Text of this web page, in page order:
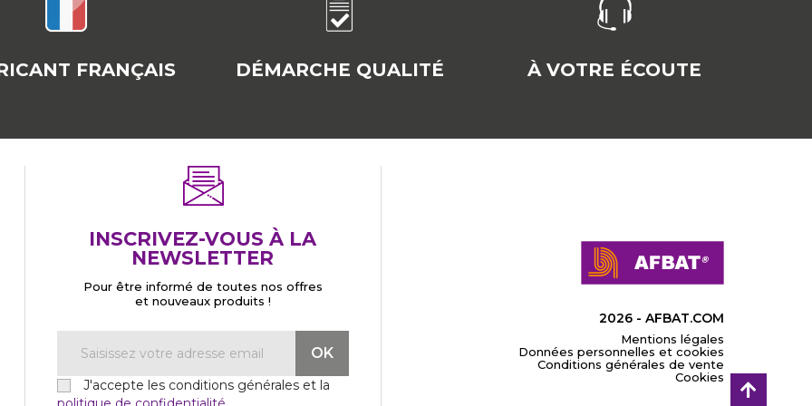
FRANÇAIS DÉMARCHE QUALITÉ À VOTRE ÉCOUTE
INSCRIVEZ-VOUS À LA
NEWSLETTER
Pour être informé de toutes nos offres
et nouveaux produits !
J'accepte les conditions générales et la
2026 - AFBAT.COM
Mentions légales
Données personnelles et cookies
Conditions générales de vente
Cookies